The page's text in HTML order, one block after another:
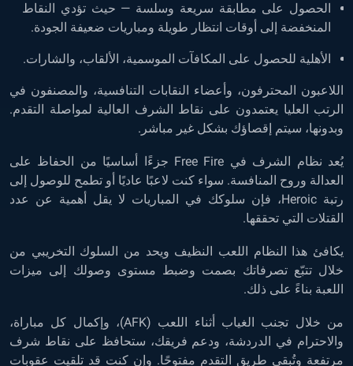
الحصول على مطابقة سريعة وسلسة — حيث تؤدي النقاط
المنخفضة إلى أوقات انتظار طويلة ومباريات ضعيفة الجودة.
الأهلية للحصول على المكافآت الموسمية، الألقاب، والشارات.
اللاعبون المحترفون، وأعضاء النقابات التنافسية، والمصنفون في
الرتب العليا يعتمدون على نقاط الشرف العالية لمواصلة التقدم.
وبدونها، سيتم إقصاؤك بشكل غير مباشر.
يُعد نظام الشرف في Free Fire جزءًا أساسيًا من الحفاظ على
العدالة وروح المنافسة. سواء كنت لاعبًا عاديًا أو تطمح للوصول إلى
رتبة Heroic، فإن سلوكك في المباريات لا يقل أهمية عن عدد
القتلات التي تحققها.
يكافئ هذا النظام اللعب النظيف ويحد من السلوك التخريبي من
خلال تتبّع تصرفاتك بصمت وضبط مستوى وصولك إلى ميزات
اللعبة بناءً على ذلك.
من خلال تجنب الغياب أثناء اللعب (AFK)، وإكمال كل مباراة،
والاحترام في الدردشة، ودعم فريقك، ستحافظ على نقاط شرف
مرتفعة وتُبقي طريق التقدم مفتوحًا. وإن كنت قد تلقيت عقوبات